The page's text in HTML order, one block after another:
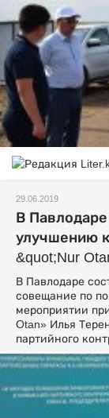
29.06.2019
В
улучшению
&quot;Nur
В Павлодаре
совещание по
мероприятии
Otan» Илья
партийного